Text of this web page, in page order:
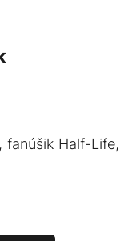
fanúšik Half-Life,